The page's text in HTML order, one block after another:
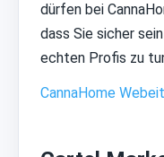
dürfen bei
dass Sie sicher
echten Profis zu
CannaHome